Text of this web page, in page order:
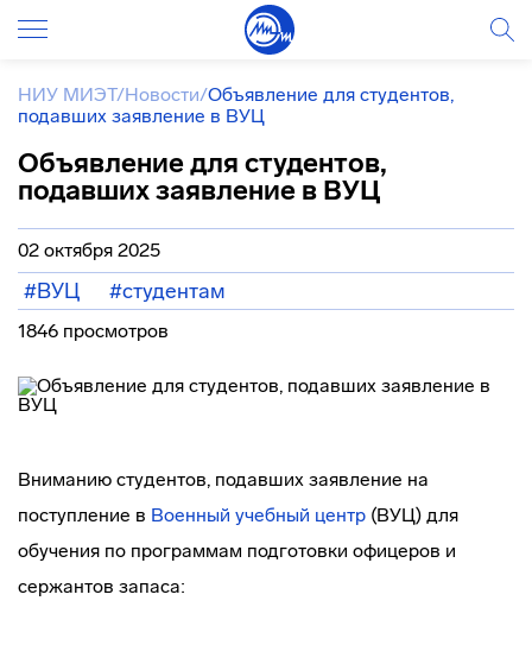
НИУ МИЭТ/Новости/Объявление для студентов,
подавших заявление в ВУЦ
Объявление для студентов,
подавших заявление в ВУЦ
02 октября 2025
#ВУЦ #студентам
1846 просмотров
Вниманию студентов, подавших заявление на
поступление в Военный учебный центр (ВУЦ) для
обучения по программам подготовки офицеров и
сержантов запаса: